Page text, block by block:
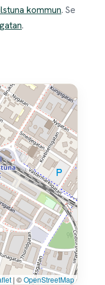
kommun. Se
.
| ©OpenStreetMap